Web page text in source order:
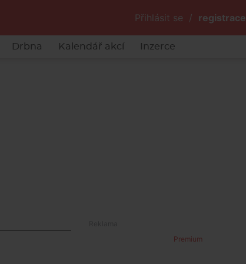
Přihlásit se / registrace
Drbna Kalendář akcí Inzerce
Premium